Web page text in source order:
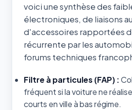
voici une synthèse des
électroniques, de liaisons
d'accessoires rapportées
récurrente par les
forums techniques
Filtre à particules (FAP) :
fréquent si la voiture ne
courts en ville à bas régime.